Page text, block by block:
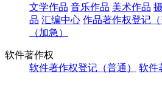
文学作品 音乐作品 美术作品
品 汇编中心 作品著作权登记（
（加急）
软件著作权
软件著作权登记（普通）
软件